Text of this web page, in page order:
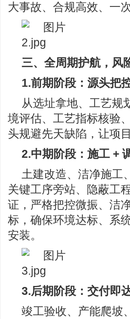
大事故、合规高效、一
三、全周期护航，风
1.前期阶段：源头把
从选址拿地、工艺规
境评估、工艺指标核验
头规避先天缺陷，让项
2.中期阶段：施工 +
土建改造、洁净施工
关键工序旁站、隐蔽工
证，严格把控微振、洁
标，确保环境达标、系
安装。
3.后期阶段：交付即
竣工验收、产能爬坡